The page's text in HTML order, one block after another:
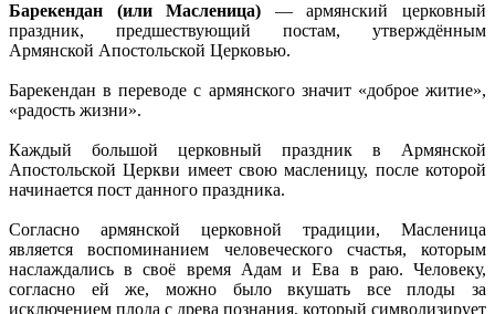
Барекендан‎ (или Масленица) — армянский церковный
праздник, предшествующий постам, утверждённым
Армянской Апостольской Церковью.
Барекендан в переводе с армянского значит «доброе житие»,
«радость жизни».
Каждый большой церковный праздник в Армянской
Апостольской Церкви имеет свою масленицу, после которой
начинается пост данного праздника.
Согласно армянской церковной традиции, Масленица
является воспоминанием человеческого счастья, которым
наслаждались в своё время Адам и Ева в раю. Человеку,
согласно ей же, можно было вкушать все плоды за
исключением плода с древа познания, который символизирует